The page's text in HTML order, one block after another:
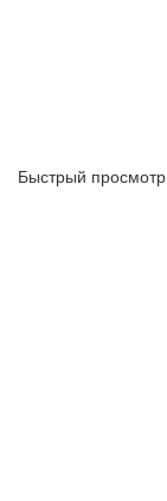
Быстрый просмотр